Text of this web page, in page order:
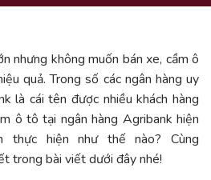
nhưng không muốn bán xe, cầm ô
quả. Trong số các ngân hàng uy
là cái tên được nhiều khách hàng
ô tô tại ngân hàng Agribank hiện
thực hiện như thế nào? Cùng
trong bài viết dưới đây nhé!